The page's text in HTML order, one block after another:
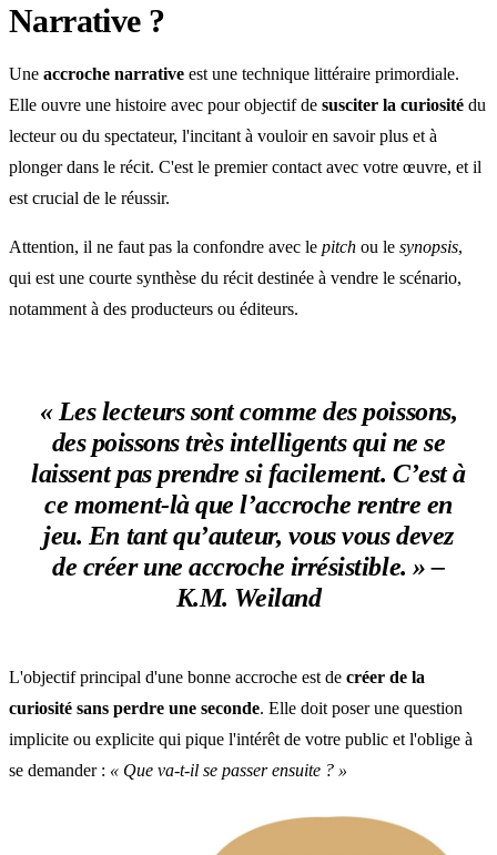
Narrative ?
Une accroche narrative est une technique littéraire primordiale.
Elle ouvre une histoire avec pour objectif de susciter la curiosité du
lecteur ou du spectateur, l'incitant à vouloir en savoir plus et à
plonger dans le récit. C'est le premier contact avec votre œuvre, et il
est crucial de le réussir.
Attention, il ne faut pas la confondre avec le pitch ou le synopsis,
qui est une courte synthèse du récit destinée à vendre le scénario,
notamment à des producteurs ou éditeurs.
« Les lecteurs sont comme des poissons,
des poissons très intelligents qui ne se
laissent pas prendre si facilement. C’est à
ce moment-là que l’accroche rentre en
jeu. En tant qu’auteur, vous vous devez
de créer une accroche irrésistible. » –
K.M. Weiland
L'objectif principal d'une bonne accroche est de créer de la
curiosité sans perdre une seconde. Elle doit poser une question
implicite ou explicite qui pique l'intérêt de votre public et l'oblige à
se demander : « Que va-t-il se passer ensuite ? »